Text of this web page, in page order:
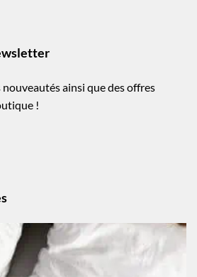
ainsi que des offres
!